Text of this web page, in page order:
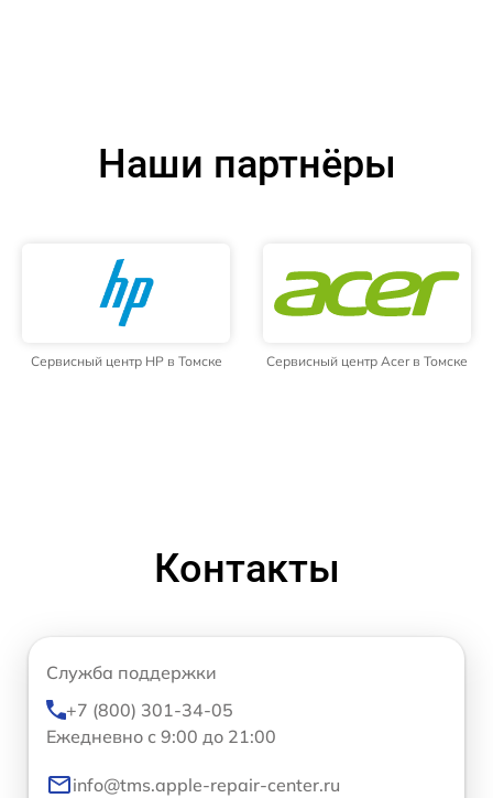
Наши партнёры
Сервисный центр HP в Томске Сервисный центр Acer в Томске
Контакты
Служба поддержки
+7 (800) 301-34-05
Ежедневно с 9:00 до 21:00
info@tms.apple-repair-center.ru